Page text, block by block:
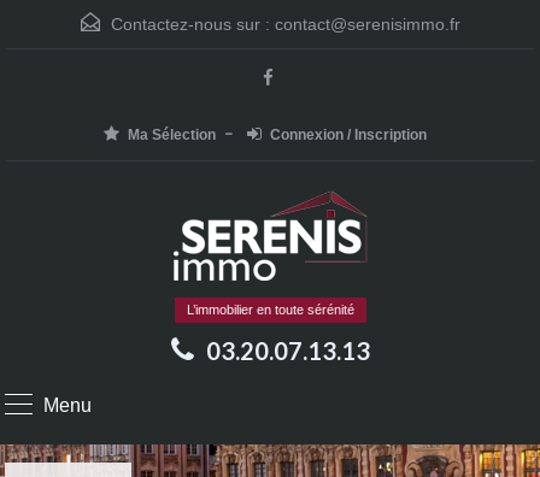
Contactez-nous sur : contact@serenisimmo.fr
Ma Sélection Connexion / Inscription
L’immobilier en toute sérénité
03.20.07.13.13
Menu